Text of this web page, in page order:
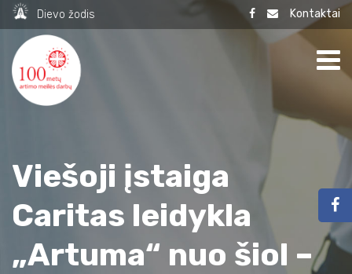
Dievo žodis Kontaktai
Viešoji įstaiga
Caritas leidykla
„Artuma“ nuo šiol –